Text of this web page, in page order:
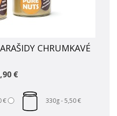
CHRUMKAVÉ
€
€ 330g -5,50 €